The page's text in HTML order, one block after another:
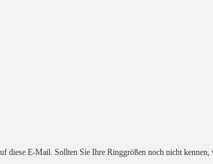
diese E-Mail. Sollten Sie Ihre Ringgrößen noch nicht kennen,